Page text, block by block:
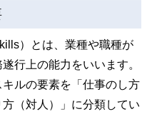
、相続、保険、ローンなどの話
る点です。
制を築くことで、内容のわかり
読み応えのあるコンテンツと確か
。
）とは、業種や職種が
行上の能力をいいます。
ルの要素を「仕事のし方
方（対人）」に分類してい